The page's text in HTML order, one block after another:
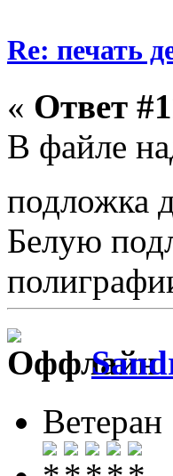
Re: печать
« Ответ
В файле
подложка
Белую
Ветеран